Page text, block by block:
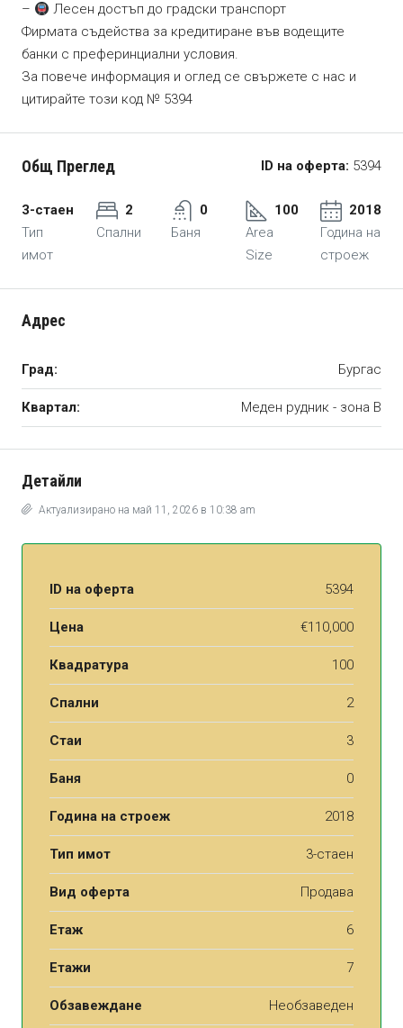
–
Лесен достъп до градски транспорт
Фирмата съдейства за кредитиране във водещите
банки с преферинциални условия.
За повече информация и оглед се свържете с нас и
цитирайте този код № 5394
Общ Преглед ID на оферта: 5394
3-стаен
Тип
имот
2
Спални
0
Баня
100
Area
Size
2018
Година на
строеж
Адрес
Град: Бургас
Квартал: Меден рудник - зона В
Детайли
Актуализирано на май 11, 2026 в 10:38 am
ID на оферта 5394
Цена €110,000
Квадратура 100
Спални 2
Стаи 3
Баня 0
Година на строеж 2018
Тип имот 3-стаен
Вид оферта Продава
Етаж 6
Етажи 7
Обзавеждане Необзаведен